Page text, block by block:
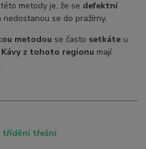
této metody je, že se defektní
nedostanou se do pražírny.
metodou se často setkáte u
Kávy z tohoto regionu mají
.
třídění třešní